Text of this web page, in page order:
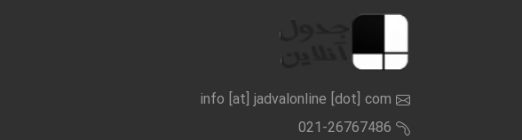
info [at] jadvalonline [dot] com
021-26767486